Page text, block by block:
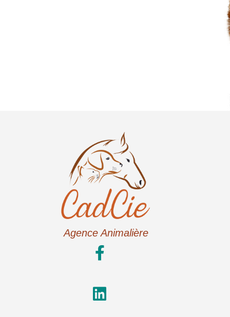
Agence Animalière